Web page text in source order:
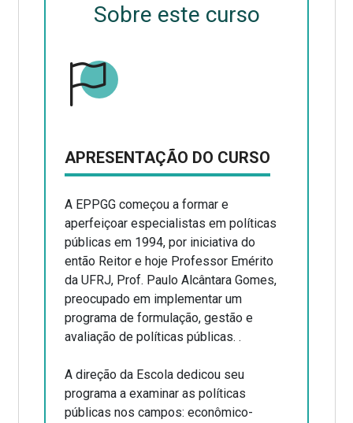
Sobre este curso
APRESENTAÇÃO DO CURSO
A EPPGG começou a formar e
aperfeiçoar especialistas em políticas
públicas em 1994, por iniciativa do
então Reitor e hoje Professor Emérito
da UFRJ, Prof. Paulo Alcântara Gomes,
preocupado em implementar um
programa de formulação, gestão e
avaliação de políticas públicas. .
A direção da Escola dedicou seu
programa a examinar as políticas
públicas nos campos: econômico-